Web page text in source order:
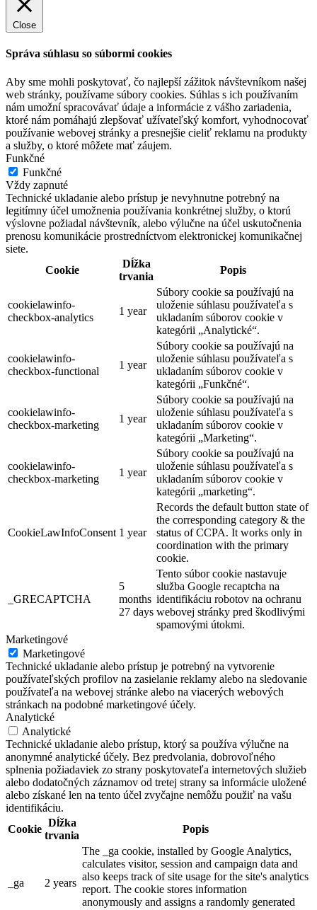
Close
Správa súhlasu so súbormi cookies
Aby sme mohli poskytovať, čo najlepší zážitok návštevníkom našej
web stránky, používame súbory cookies. Súhlas s ich používaním
nám umožní spracovávať údaje a informácie z vášho zariadenia,
ktoré nám pomáhajú zlepšovať užívateľský komfort, vyhodnocovať
používanie webovej stránky a presnejšie cieliť reklamu na produkty
a služby, o ktoré môžete mať záujem.
Funkčné
Funkčné
Vždy zapnuté
Technické ukladanie alebo prístup je nevyhnutne potrebný na
legitímny účel umožnenia používania konkrétnej služby, o ktorú
výslovne požiadal návštevník, alebo výlučne na účel uskutočnenia
prenosu komunikácie prostredníctvom elektronickej komunikačnej
siete.
Cookie
Dĺžka
trvania
Popis
cookielawinfo-
checkbox-analytics
1 year
Súbory cookie sa používajú na
uloženie súhlasu používateľa s
ukladaním súborov cookie v
kategórii „Analytické“.
cookielawinfo-
checkbox-functional
1 year
Súbory cookie sa používajú na
uloženie súhlasu používateľa s
ukladaním súborov cookie v
kategórii „Funkčné“.
cookielawinfo-
checkbox-marketing
1 year
Súbory cookie sa používajú na
uloženie súhlasu používateľa s
ukladaním súborov cookie v
kategórii „Marketing“.
cookielawinfo-
checkbox-marketing
1 year
Súbory cookie sa používajú na
uloženie súhlasu používateľa s
ukladaním súborov cookie v
kategórii „marketing“.
CookieLawInfoConsent 1 year
Records the default button state of
the corresponding category & the
status of CCPA. It works only in
coordination with the primary
cookie.
_GRECAPTCHA
5
months
27 days
Tento súbor cookie nastavuje
služba Google recaptcha na
identifikáciu robotov na ochranu
webovej stránky pred škodlivými
spamovými útokmi.
Marketingové
Marketingové
Technické ukladanie alebo prístup je potrebný na vytvorenie
používateľských profilov na zasielanie reklamy alebo na sledovanie
používateľa na webovej stránke alebo na viacerých webových
stránkach na podobné marketingové účely.
Analytické
Analytické
Technické ukladanie alebo prístup, ktorý sa používa výlučne na
anonymné analytické účely. Bez predvolania, dobrovoľného
splnenia požiadaviek zo strany poskytovateľa internetových služieb
alebo dodatočných záznamov od tretej strany sa informácie uložené
alebo získané len na tento účel zvyčajne nemôžu použiť na vašu
identifikáciu.
Cookie
Dĺžka
trvania
Popis
_ga 2 years
The _ga cookie, installed by Google Analytics,
calculates visitor, session and campaign data and
also keeps track of site usage for the site's analytics
report. The cookie stores information
anonymously and assigns a randomly generated